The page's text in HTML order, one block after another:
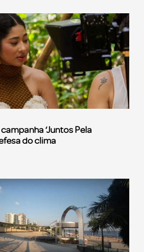
‘Juntos Pela
do clima